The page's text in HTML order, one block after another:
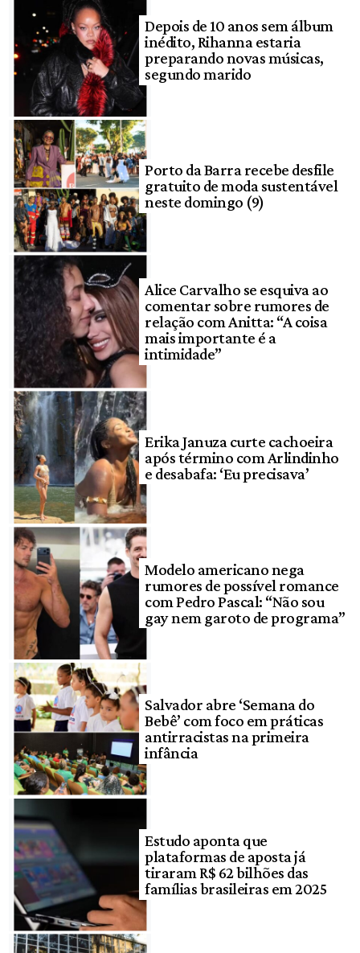
Depois de 10 anos sem álbum
inédito, Rihanna estaria
preparando novas músicas,
segundo marido
Porto da Barra recebe desfile
gratuito de moda sustentável
neste domingo (9)
Alice Carvalho se esquiva ao
comentar sobre rumores de
relação com Anitta: “A coisa
mais importante é a
intimidade”
Erika Januza curte cachoeira
após término com Arlindinho
e desabafa: ‘Eu precisava’
Modelo americano nega
rumores de possível romance
com Pedro Pascal: “Não sou
gay nem garoto de programa”
Salvador abre ‘Semana do
Bebê’ com foco em práticas
antirracistas na primeira
infância
Estudo aponta que
plataformas de aposta já
tiraram R$ 62 bilhões das
famílias brasileiras em 2025